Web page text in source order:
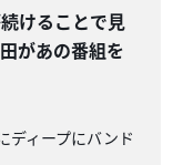
けることで見
があの番組を
ディープにバンド